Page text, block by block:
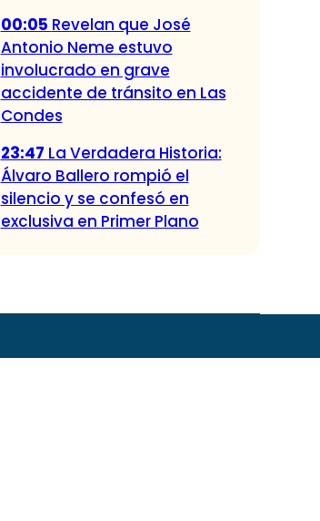
00:05 Revelan que José
Antonio Neme estuvo
involucrado en grave
accidente de tránsito en Las
Condes
23:47 La Verdadera Historia:
Álvaro Ballero rompió el
silencio y se confesó en
exclusiva en Primer Plano